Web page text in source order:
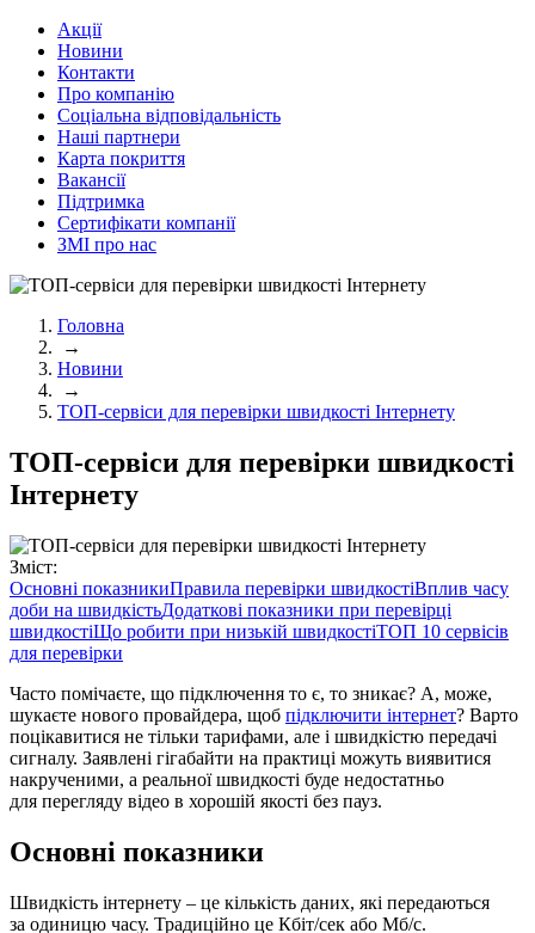
Акції
Новини
Контакти
Про компанію
Соціальна відповідальність
Наші партнери
Карта покриття
Вакансії
Підтримка
Сертифікати компанії
ЗМІ про нас
Головна
→
Новини
→
ТОП-сервіси для перевірки швидкості Інтернету
ТОП-сервіси для перевірки швидкості
Інтернету
Зміст:
Основні показникиПравила перевірки швидкостіВплив часу
доби на швидкістьДодаткові показники при перевірці
швидкостіЩо робити при низькій швидкостіТОП 10 сервісів
для перевірки
Часто помічаєте, що підключення то є, то зникає? А, може,
шукаєте нового провайдера, щоб підключити інтернет? Варто
поцікавитися не тільки тарифами, але і швидкістю передачі
сигналу. Заявлені гігабайти на практиці можуть виявитися
накрученими, а реальної швидкості буде недостатньо
для перегляду відео в хорошій якості без пауз.
Основні показники
Швидкість інтернету – це кількість даних, які передаються
за одиницю часу. Традиційно це Кбіт/сек або Мб/с.